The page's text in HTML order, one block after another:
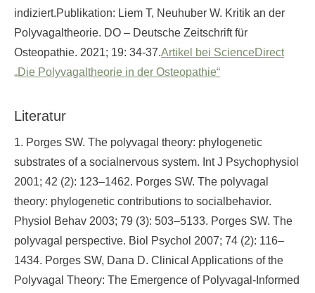
indiziert.Publikation: Liem T, Neuhuber W. Kritik an der
Polyvagaltheorie. DO – Deutsche Zeitschrift für
Osteopathie. 2021; 19: 34-37.Artikel bei ScienceDirect
„Die Polyvagaltheorie in der Osteopathie“
Literatur
1. Porges SW. The polyvagal theory: phylogenetic
substrates of a socialnervous system. Int J Psychophysiol
2001; 42 (2): 123–1462. Porges SW. The polyvagal
theory: phylogenetic contributions to socialbehavior.
Physiol Behav 2003; 79 (3): 503–5133. Porges SW. The
polyvagal perspective. Biol Psychol 2007; 74 (2): 116–
1434. Porges SW, Dana D. Clinical Applications of the
Polyvagal Theory: The Emergence of Polyvagal-Informed